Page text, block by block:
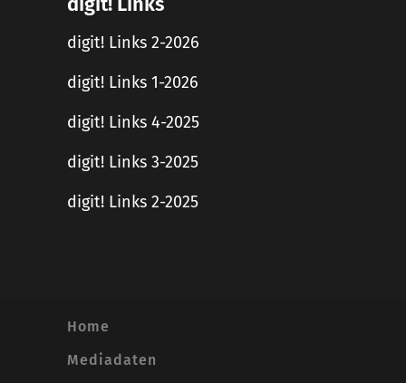
digit! Links 2-2026
digit! Links 1-2026
digit! Links 4-2025
digit! Links 3-2025
digit! Links 2-2025
Home
Mediadaten